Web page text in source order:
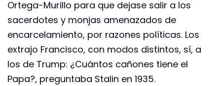
Ortega-Murillo para que dejase salir a los
sacerdotes y monjas amenazados de
encarcelamiento, por razones políticas. Los
extrajo Francisco, con modos distintos, sí, a
los de Trump: ¿Cuántos cañones tiene el
Papa?, preguntaba Stalin en 1935.